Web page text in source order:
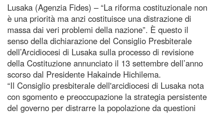
Lusaka (Agenzia Fides) – “La riforma costituzionale non
è una priorità ma anzi costituisce una distrazione di
massa dai veri problemi della nazione”. È questo il
senso della dichiarazione del Consiglio Presbiterale
dell’Arcidiocesi di Lusaka sulla processo di revisione
della Costituzione annunciato il 13 settembre dell’anno
scorso dal Presidente Hakainde Hichilema.
“Il Consiglio presbiterale dell'arcidiocesi di Lusaka nota
con sgomento e preoccupazione la strategia persistente
del governo per distrarre la popolazione da questioni